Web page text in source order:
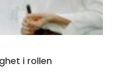
i rollen